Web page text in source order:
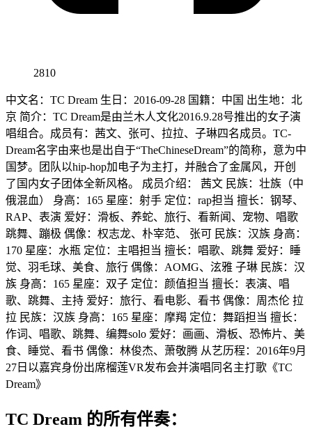
2810
中文名：TC Dream 生日：2016-09-28 国籍：中国 出生地：北
京 简介：TC Dream是由兰木人文化2016.9.28号推出的女子演
唱组合。成员有：茜文、张可、拉拉、子琳四名成员。TC-
Dream名字由来也是出自于“TheChineseDream”的简称，意为中
国梦。团队以hip-hop加电子为主打，并融合了金属风，开创
了国内女子团体全新风格。 成员介绍： 茜文 民族：壮族（中
俄混血） 身高：165 星座：射手 定位：rap担当 擅长：钢琴、
RAP、表演 爱好：滑板、养蛇、旅行、看新闻、宠物、唱歌
跳舞、蹦极 偶像：权志龙、朴宰范、 张可 民族：汉族 身高：
170 星座：水瓶 定位：主唱担当 擅长：唱歌、跳舞 爱好：睡
觉、羽毛球、美食、旅行 偶像：AOMG、泫雅 子琳 民族：汉
族 身高：165 星座：双子 定位：颜值担当 擅长：表演、唱
歌、跳舞、主持 爱好：旅行、看电影、看书 偶像：周杰伦 拉
拉 民族：汉族 身高：165 星座：摩羯 定位：舞蹈担当 擅长：
作词、唱歌、跳舞、编舞solo 爱好：画画、滑板、恐怖片、美
食、睡觉、看书 偶像：林俊杰、萧敬腾 从艺历程：2016年9月
27日以嘉宾身份出席榴莲VR发布会并演唱同名主打歌《TC
Dream》
TC Dream 的所有伴奏：